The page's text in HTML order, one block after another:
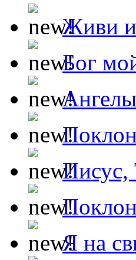
Живи
Бог
Я на